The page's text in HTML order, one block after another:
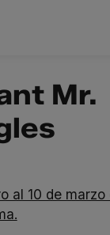
Mr.
al 10 de